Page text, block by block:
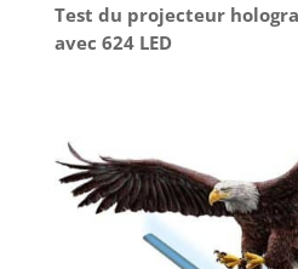
Test du projecteur
avec 624 LED